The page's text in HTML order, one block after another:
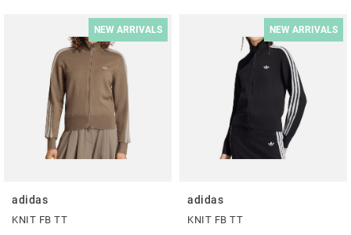
NEW ARRIVALS
adidas
KNIT FB TT
NEW ARRIVALS
adidas
KNIT FB TT